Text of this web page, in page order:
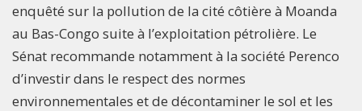
enquêté sur la pollution de la cité côtière à Moanda
au Bas-Congo suite à l’exploitation pétrolière. Le
Sénat recommande notamment à la société Perenco
d’investir dans le respect des normes
environnementales et de décontaminer le sol et les